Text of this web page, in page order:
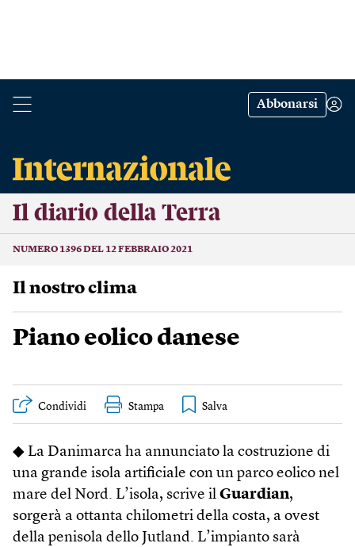
Abbonarsi
Il diario della Terra
NUMERO 1396 DEL 12 FEBBRAIO 2021
Il nostro clima
Piano eolico danese
Condividi Stampa
◆ La Danimarca ha annunciato la costruzione di
una grande isola artificiale con un parco eolico nel
mare del Nord. L’isola, scrive il Guardian,
sorgerà a ottanta chilometri della costa, a ovest
della penisola dello Jutland. L’impianto sarà